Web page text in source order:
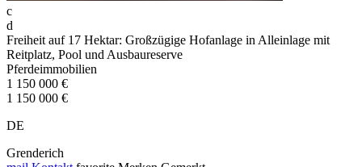
c
d
Freiheit auf 17 Hektar: Großzügige Hofanlage in Alleinlage mit
Reitplatz, Pool und Ausbaureserve
Pferdeimmobilien
1 150 000 €
1 150 000 €
DE
Grenderich